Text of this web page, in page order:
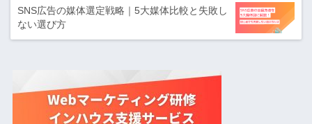
SNS広告の媒体選定戦略｜5大媒体比較と失敗し
ない選び方